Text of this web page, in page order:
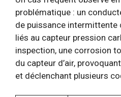
problématique : un
de puissance intermittente
liés au capteur pression
inspection, une corrosion
du capteur d’air,
et déclenchant plusieurs